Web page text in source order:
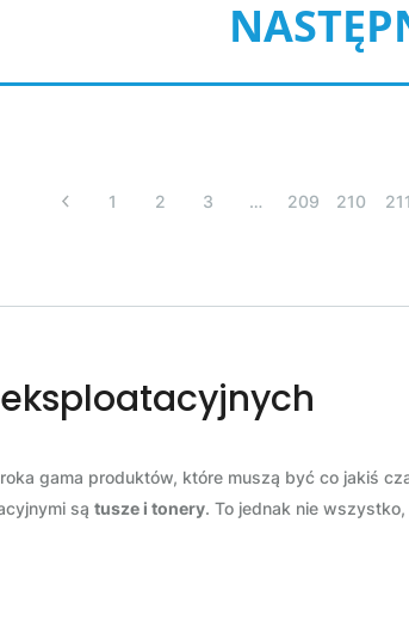
1 2 3 … 209 210 211
gama produktów, które muszą być co jakiś
są tusze i tonery. To jednak nie